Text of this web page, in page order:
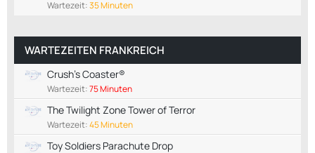
Wartezeit:35 Minuten
WARTEZEITEN FRANKREICH
Crush's Coaster®
Wartezeit:75 Minuten
The Twilight Zone Tower of Terror
Wartezeit:45 Minuten
Toy Soldiers Parachute Drop